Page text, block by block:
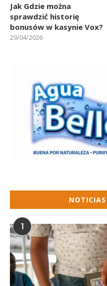
Jak Gdzie można
sprawdzić historię
bonusów w kasynie Vox?
29/04/2026
NOTICIAS
1